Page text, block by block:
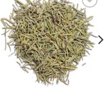
Toevoegen
aan
favorieten